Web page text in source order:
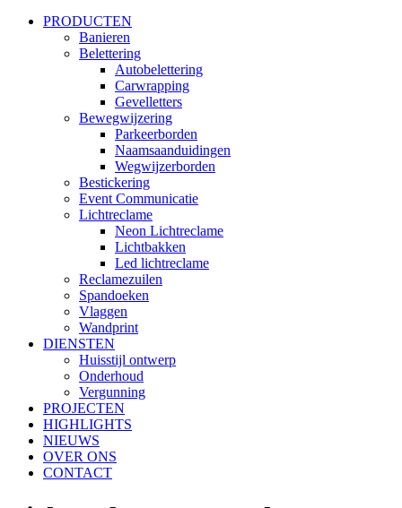
PRODUCTEN
Banieren
Belettering
Autobelettering
Carwrapping
Gevelletters
Bewegwijzering
Parkeerborden
Naamsaanduidingen
Wegwijzerborden
Bestickering
Event Communicatie
Lichtreclame
Neon Lichtreclame
Lichtbakken
Led lichtreclame
Reclamezuilen
Spandoeken
Vlaggen
Wandprint
DIENSTEN
Huisstijl ontwerp
Onderhoud
Vergunning
PROJECTEN
HIGHLIGHTS
NIEUWS
OVER ONS
CONTACT